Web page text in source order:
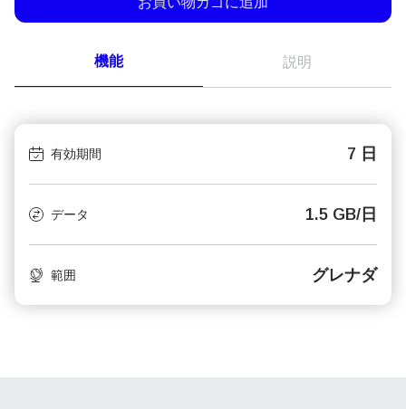
機能 説明
有効期間 7 日
データ 1.5 GB/日
範囲 グレナダ